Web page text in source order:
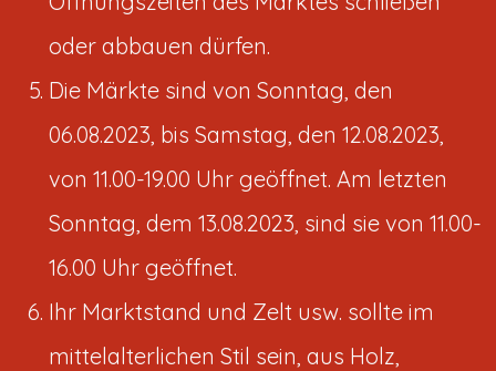
oder abbauen dürfen.
Die Märkte sind von Sonntag, den
06.08.2023, bis Samstag, den 12.08.2023,
von 11.00-19.00 Uhr geöffnet. Am letzten
Sonntag, dem 13.08.2023, sind sie von 11.00-
16.00 Uhr geöffnet.
Ihr Marktstand und Zelt usw. sollte im
mittelalterlichen Stil sein, aus Holz,